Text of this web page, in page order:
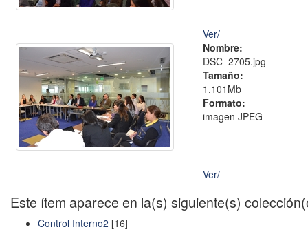
Ver/
Nombre:
DSC_2705.jpg
Tamaño:
1.101Mb
Formato:
imagen JPEG
Ver/
Este ítem aparece en la(s) siguiente(s)
Control Interno2 [16]